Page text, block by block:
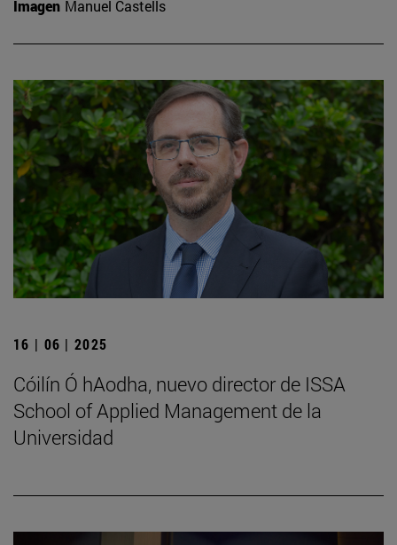
Imagen Manuel Castells
16 | 06 | 2025
Cóilín Ó hAodha, nuevo director de ISSA
School of Applied Management de la
Universidad